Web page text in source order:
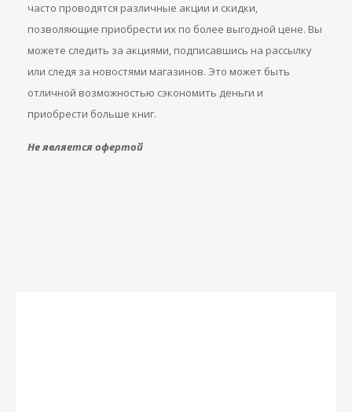
часто проводятся различные акции и скидки,
позволяющие приобрести их по более выгодной цене. Вы
можете следить за акциями, подписавшись на рассылку
или следя за новостями магазинов. Это может быть
отличной возможностью сэкономить деньги и
приобрести больше книг.
Не является офертой